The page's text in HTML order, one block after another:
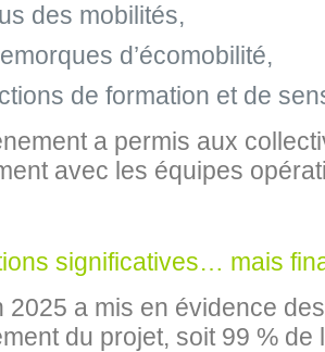
des mobilités,
d’écomobilité,
de formation et de
a permis aux
avec les équipes
significatives… mais
2025 a mis en évidence
du projet, soit 99 % de